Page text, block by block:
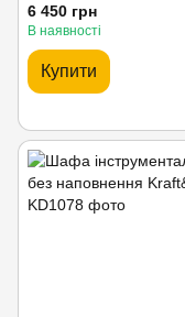
6 450 грн
В наявності
Купити